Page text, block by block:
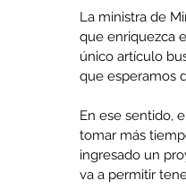
La ministra de
que enriquezca
único artículo
que esperamos
En ese sentido,
tomar más
ingresado un
va a permitir